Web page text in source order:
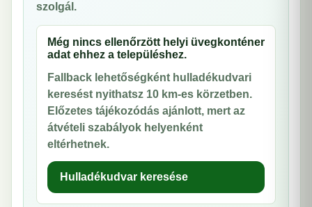
szolgál.
Még nincs ellenőrzött helyi üvegkonténer
adat ehhez a településhez.
Fallback lehetőségként hulladékudvari
keresést nyithatsz 10 km-es körzetben.
Előzetes tájékozódás ajánlott, mert az
átvételi szabályok helyenként
eltérhetnek.
Hulladékudvar keresése